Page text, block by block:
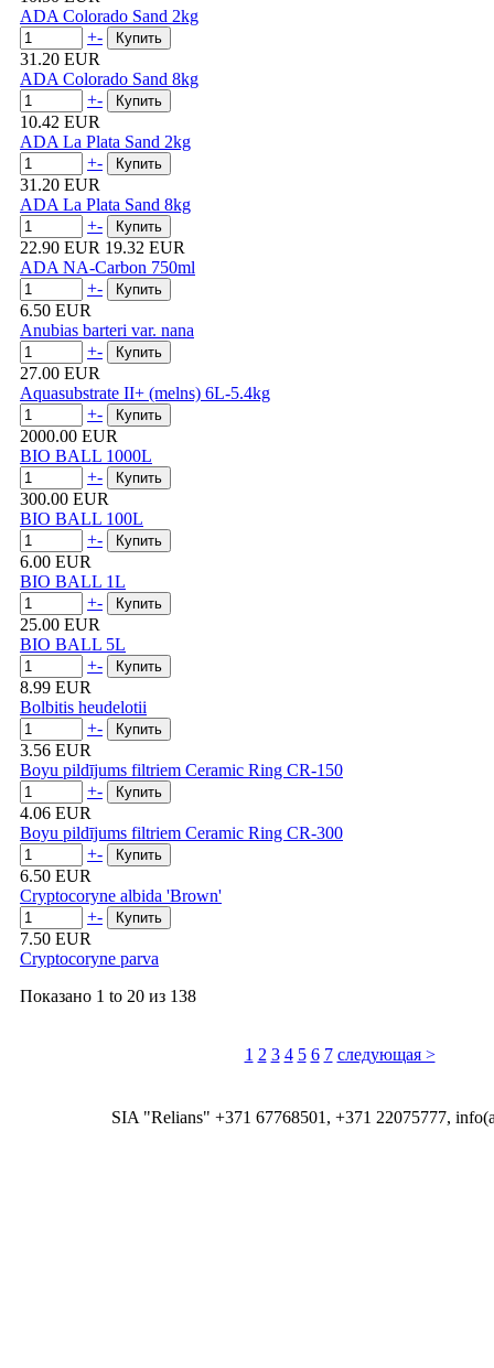
ADA Colorado Sand 2kg
+-
31.20 EUR
ADA Colorado Sand 8kg
+-
10.42 EUR
ADA La Plata Sand 2kg
+-
31.20 EUR
ADA La Plata Sand 8kg
+-
22.90 EUR 19.32 EUR
ADA NA-Carbon 750ml
+-
6.50 EUR
Anubias barteri var. nana
+-
27.00 EUR
Aquasubstrate II+ (melns) 6L-5.4kg
+-
2000.00 EUR
BIO BALL 1000L
+-
300.00 EUR
BIO BALL 100L
+-
6.00 EUR
BIO BALL 1L
+-
25.00 EUR
BIO BALL 5L
+-
8.99 EUR
Bolbitis heudelotii
+-
3.56 EUR
Boyu pildījums filtriem Ceramic Ring CR-150
+-
4.06 EUR
Boyu pildījums filtriem Ceramic Ring CR-300
+-
6.50 EUR
Cryptocoryne albida 'Brown'
+-
7.50 EUR
Cryptocoryne parva
Показано 1 to 20 из 138
1 2 3 4 5 6 7 следующая >
SIA "Relians" +371 67768501, +371 22075777,